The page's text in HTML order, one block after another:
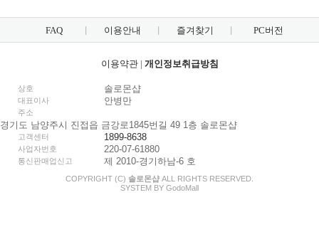
FAQ 이용안내 즐겨찾기 PC버전
이용약관| 개인정보취급방침
상호 솔로몬샵
대표이사 안병만
주소
경기도 남양주시 진접읍 금강로1845번길 49 1층 솔로몬샵
고객센터 1899-8638
사업자번호 220-07-61880
통신판매업신고 제 2010-경기하남-6 호
COPYRIGHT (C) 솔로몬샵 ALL RIGHTS RESERVED.
SYSTEM BY GodoMall